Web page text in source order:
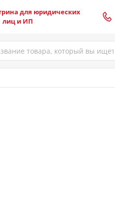
для юридических
лиц и ИП